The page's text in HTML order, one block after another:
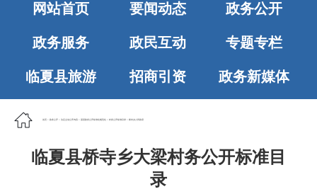
网站首页 要闻动态 政务公开
政务服务 政民互动 专题专栏
临夏县旅游 招商引资 政务新媒体
首页 政务公开 法定主动公开内容 基层政务公开标准化规范化 村务公开标准目录 桥寺乡人民政府
临夏县桥寺乡大梁村务公开标准目
录